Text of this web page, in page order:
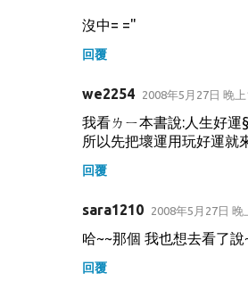
沒中= ="
回覆
we2254 2008年5月27日 晚
我看ㄌㄧ本書說:人生好運
所以先把壞運用玩好運就
回覆
sara1210 2008年5月27日 晚
哈~~那個 我也想去看了說
回覆